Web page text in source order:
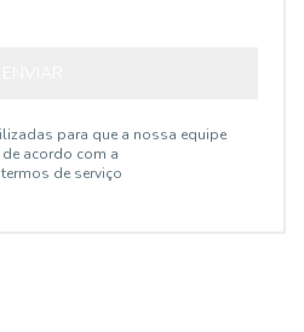
para que a nossa equipe
acordo com a
de serviço